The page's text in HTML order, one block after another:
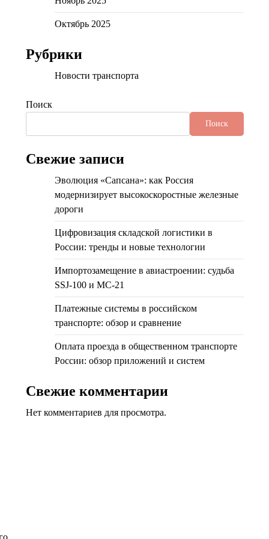
Октябрь 2025
Рубрики
Новости транспорта
Поиск
Поиск
Свежие записи
Эволюция «Сапсана»: как Россия
модернизирует высокоскоростные железные
дороги
Цифровизация складской логистики в
России: тренды и новые технологии
Импортозамещение в авиастроении: судьба
SSJ-100 и МС-21
Платежные системы в российском
транспорте: обзор и сравнение
Оплата проезда в общественном транспорте
России: обзор приложений и систем
Свежие комментарии
Нет комментариев для просмотра.